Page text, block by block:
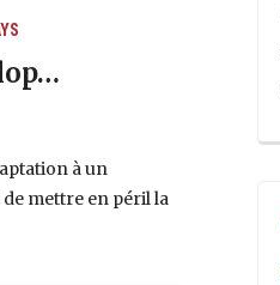
à un
mettre en péril la